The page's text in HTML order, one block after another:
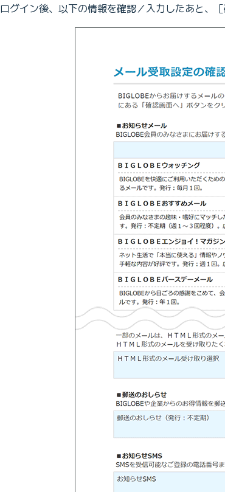
ログイン後、以下の情報を確認／入力したあと、